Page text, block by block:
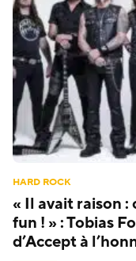
HARD ROCK
« Il avait raison :
fun ! » : Tobias
d’Accept à